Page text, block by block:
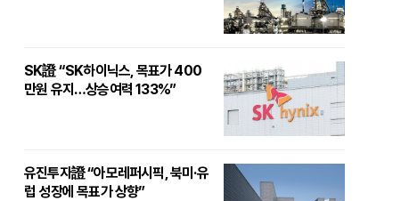
SK證 “SK하이닉스, 목표가 400
만원 유지…상승여력 133%”
유진투자證 “아모레퍼시픽, 북미·유
럽 성장에 목표가 상향”